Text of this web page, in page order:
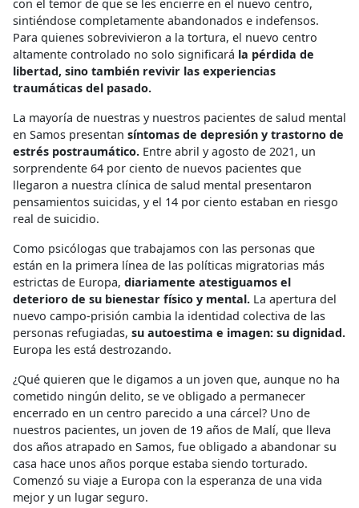
con el temor de que se les encierre en el nuevo centro,
sintiéndose completamente abandonados e indefensos.
Para quienes sobrevivieron a la tortura, el nuevo centro
altamente controlado no solo significará la pérdida de
libertad, sino también revivir las experiencias
traumáticas del pasado.
La mayoría de nuestras y nuestros pacientes de salud mental
en Samos presentan síntomas de depresión y trastorno de
estrés postraumático. Entre abril y agosto de 2021, un
sorprendente 64 por ciento de nuevos pacientes que
llegaron a nuestra clínica de salud mental presentaron
pensamientos suicidas, y el 14 por ciento estaban en riesgo
real de suicidio.
Como psicólogas que trabajamos con las personas que
están en la primera línea de las políticas migratorias más
estrictas de Europa, diariamente atestiguamos el
deterioro de su bienestar físico y mental. La apertura del
nuevo campo-prisión cambia la identidad colectiva de las
personas refugiadas, su autoestima e imagen: su dignidad.
Europa les está destrozando.
¿Qué quieren que le digamos a un joven que, aunque no ha
cometido ningún delito, se ve obligado a permanecer
encerrado en un centro parecido a una cárcel? Uno de
nuestros pacientes, un joven de 19 años de Malí, que lleva
dos años atrapado en Samos, fue obligado a abandonar su
casa hace unos años porque estaba siendo torturado.
Comenzó su viaje a Europa con la esperanza de una vida
mejor y un lugar seguro.